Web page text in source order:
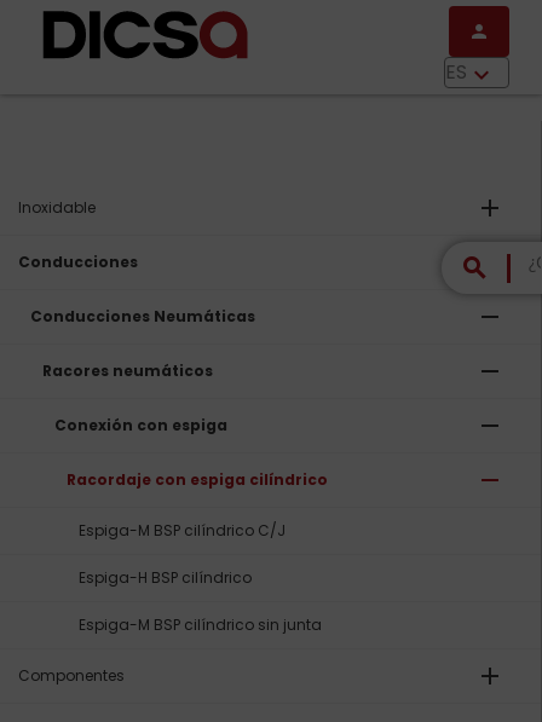
Pasar al contenido principal
person
ES keyboard_arrow_down
search
Inoxidable add
Conducciones remove
Conducciones Neumáticas remove
Racores neumáticos remove
Conexión con espiga remove
Racordaje con espiga cilíndrico remove
Espiga-M BSP cilíndrico C/J
Espiga-H BSP cilíndrico
Espiga-M BSP cilíndrico sin junta
Componentes add